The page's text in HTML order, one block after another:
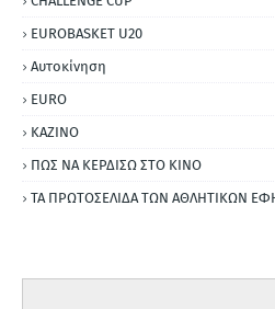
EUROBASKET U20
Αυτοκίνηση
ΕURO
ΚΑΖΙΝΟ
ΠΩΣ ΝΑ ΚΕΡΔΙΣΩ ΣΤΟ ΚΙΝΟ
ΤΑ ΠΡΩΤΟΣΕΛΙΔΑ ΤΩΝ ΑΘΛΗΤΙΚΩΝ